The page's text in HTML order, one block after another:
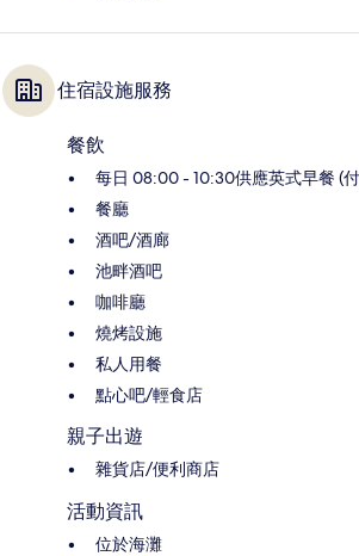
住宿設施服務
餐飲
每日 08:00 - 10:30供應英式早餐 (
餐廳
酒吧/酒廊
池畔酒吧
咖啡廳
燒烤設施
私人用餐
點心吧/輕食店
親子出遊
雜貨店/便利商店
活動資訊
位於海灘